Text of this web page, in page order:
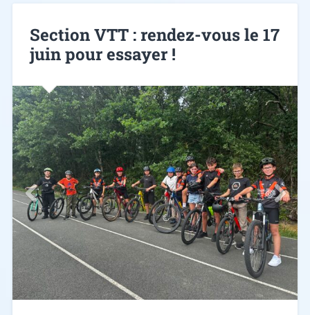
Section VTT : rendez-vous le 17
juin pour essayer !